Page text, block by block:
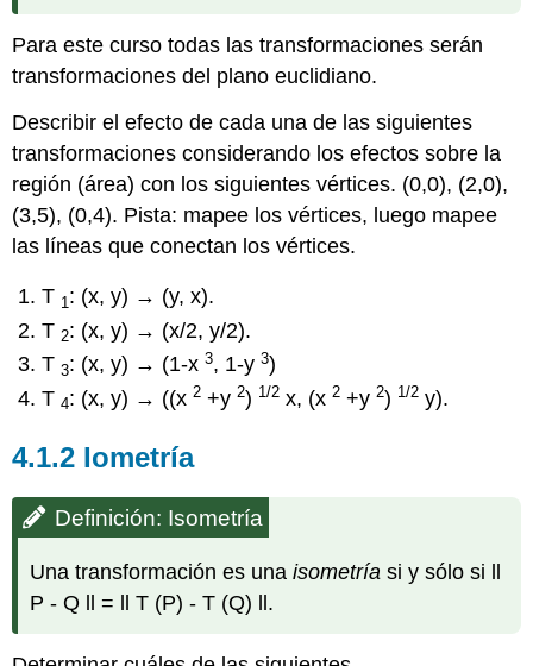
isometrías
la
Corolario:
Las
isometrías
preservan
el
entretiempo
Isometrías
preservan
triángulos
Teorema:
Las
preservan
ángulos
Teorema:
isometrías
preservan
Para este curso todas las transformaciones serán
transformaciones del plano euclidiano.
Describir el efecto de cada una de las siguientes
transformaciones considerando los efectos sobre la
región (área) con los siguientes vértices. (0,0), (2,0),
(3,5), (0,4). Pista: mapee los vértices, luego mapee
las líneas que conectan los vértices.
T 1 : (x, y) → (y, x).
T 2: (x, y) → (x/2, y/2).
T3: (x, y) → (1-x3, 1-y3)
T 4: (x, y) → ((x2 +y2) 1/2 x, (x2 +y2) 1/2 y).
4.1.2 Iometría
Definición: Isometría
Una transformación es unaisometría si y sólo si ll
P - Q ll = ll T (P) - T (Q) ll.